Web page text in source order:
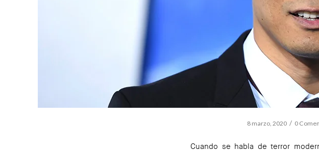
8 marzo, 2020 / 0
Cuando se habla de terror